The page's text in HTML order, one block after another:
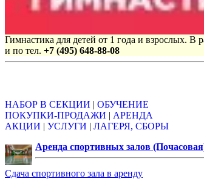
Гимнастика для детей от 1 года и взрослых. В
и по тел. +7 (495) 648-88-08
НАБОР В СЕКЦИИ | ОБУЧЕНИЕ
ПОКУПКИ-ПРОДАЖИ | АРЕНДА
АКЦИИ | УСЛУГИ | ЛАГЕРЯ, СБОРЫ
Аренда спортивных залов
Сдача спортивного зала в аренду